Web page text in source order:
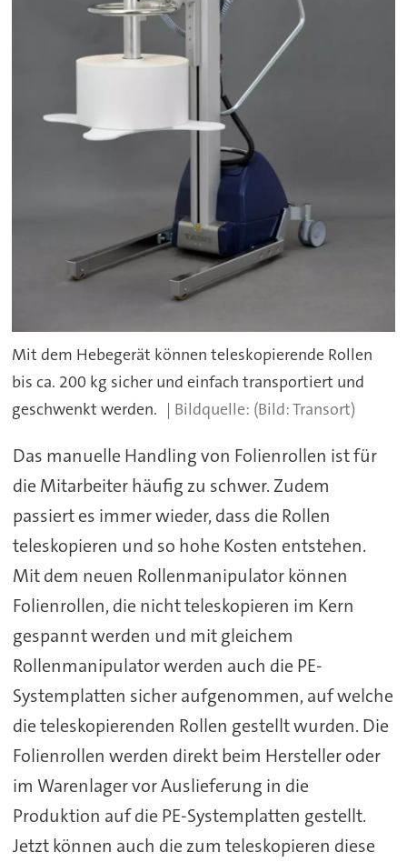
Mit dem Hebegerät können teleskopierende Rollen
bis ca. 200 kg sicher und einfach transportiert und
geschwenkt werden.
(Bild: Transort)
Das manuelle Handling von Folienrollen ist für
die Mitarbeiter häufig zu schwer. Zudem
passiert es immer wieder, dass die Rollen
teleskopieren und so hohe Kosten entstehen.
Mit dem neuen Rollenmanipulator können
Folienrollen, die nicht teleskopieren im Kern
gespannt werden und mit gleichem
Rollenmanipulator werden auch die PE-
Systemplatten sicher aufgenommen, auf welche
die teleskopierenden Rollen gestellt wurden. Die
Folienrollen werden direkt beim Hersteller oder
im Warenlager vor Auslieferung in die
Produktion auf die PE-Systemplatten gestellt.
Jetzt können auch die zum teleskopieren diese